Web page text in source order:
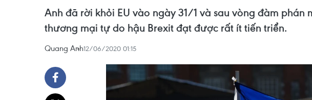
Anh đã rời khỏi EU vào ngày 31/1 và sau vòng đàm
thương mại tự do hậu Brexit đạt được rất ít tiến triển.
Quang Anh12/06/2020 01:15